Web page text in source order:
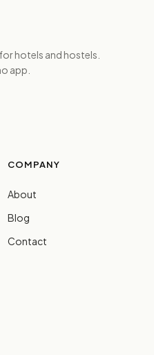
hotels and hostels.
app.
COMPANY
About
Blog
Contact